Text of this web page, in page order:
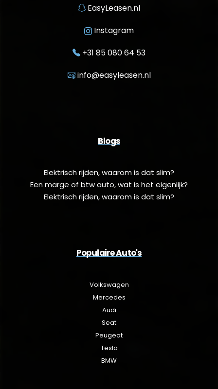
EasyLeasen.nl
Instagram
+31 85 080 64 53
info@easyleasen.nl
Blogs
Elektrisch rijden, waarom is dat slim?
Een marge of btw auto, wat is het eigenlijk?
Elektrisch rijden, waarom is dat slim?
Populaire Auto's
Volkswagen
Mercedes
Audi
Seat
Peugeot
Tesla
BMW